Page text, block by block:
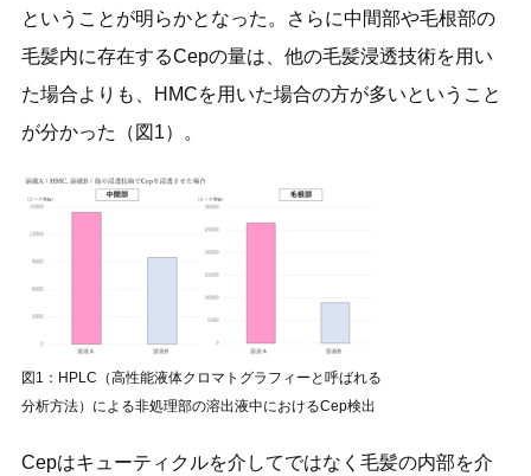
ということが明らかとなった。さらに中間部や毛根部の
毛髪内に存在するCepの量は、他の毛髪浸透技術を用い
た場合よりも、HMCを用いた場合の方が多いということ
が分かった（図1）。
図1：HPLC（高性能液体クロマトグラフィーと呼ばれる
分析方法）による非処理部の溶出液中におけるCep検出
Cepはキューティクルを介してではなく毛髪の内部を介